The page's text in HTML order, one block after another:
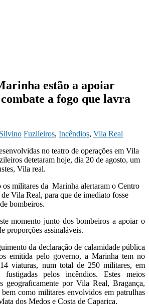
estão a apoiar
a fogo que lavra
Fuzileiros, Incêndios, Vila Real
no teatro de operações em Vila
detetaram hoje, dia 20 de agosto, um
Vila real.
os militares da Marinha alertaram o Centro
Vila Real, para que de imediato fosse
bombeiros.
momento junto dos bombeiros a apoiar o
proporções assinaláveis.
da declaração de calamidade pública
emitida pelo governo, a Marinha tem no
viaturas, num total de 250 militares, em
fustigadas pelos incêndios. Estes meios
geograficamente por Vila Real, Bragança,
como militares envolvidos em patrulhas
dos Medos e Costa de Caparica.